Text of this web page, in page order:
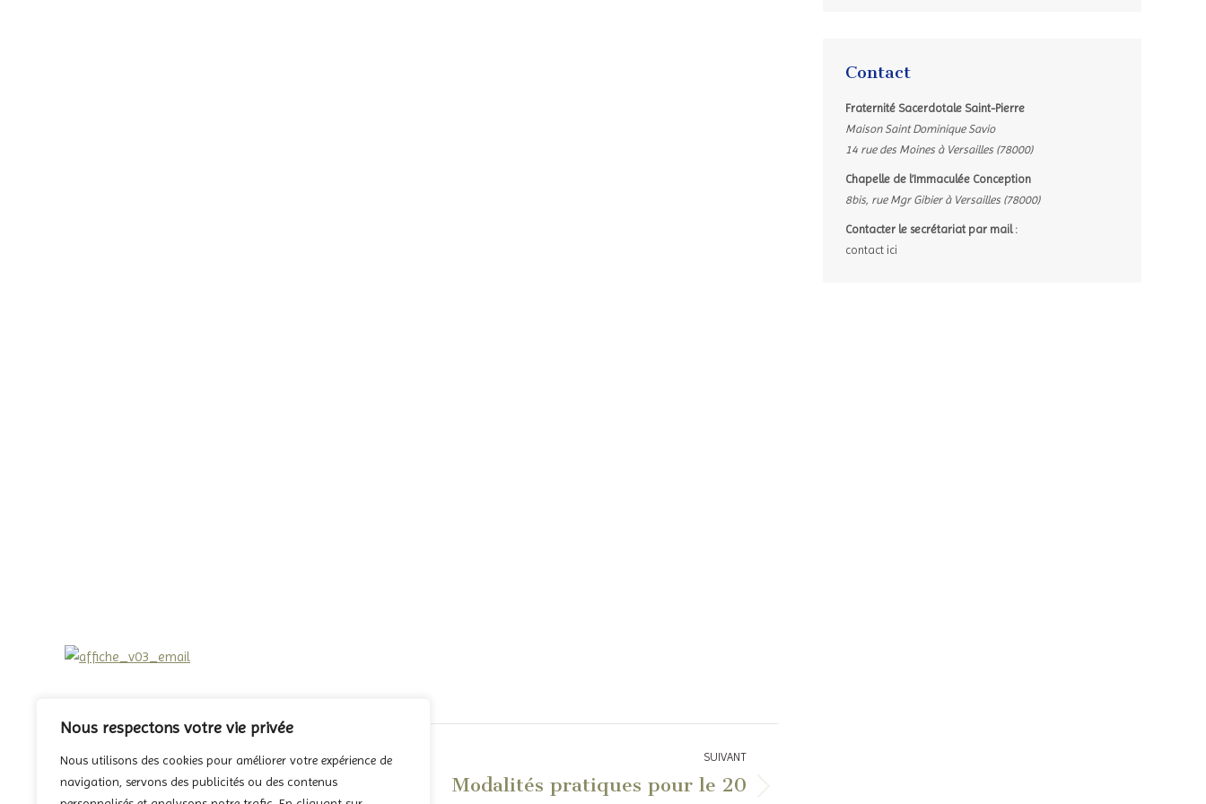
Nous respectons votre vie privée
Nous utilisons des cookies pour améliorer votre expérience de
navigation, servons des publicités ou des contenus
Navigation
article
Article
ordo d’Octobre
SUIVANT
Article
Modalités pratiques pour le 20
Contact
Fraternité Sacerdotale Saint-Pierre
Maison Saint Dominique Savio
14 rue des Moines à Versailles (78000)
Chapelle de l’Immaculée Conception
8bis, rue Mgr Gibier à Versailles (78000)
Contacter le secrétariat par mail :
contact ici